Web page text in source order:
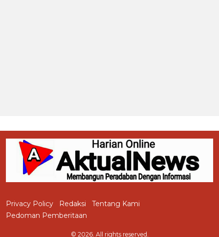
Privacy Policy Redaksi
Tentang Kami
Pedoman Pemberitaan
© 2026. All rights reserved.